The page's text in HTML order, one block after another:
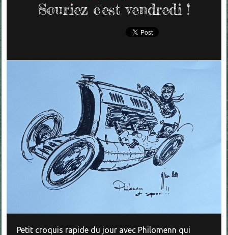
Souriez c'est vendredi !
Petit croquis rapide du jour avec Philomenn qui